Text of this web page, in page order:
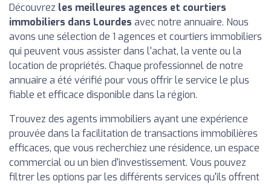
Découvrez les meilleures agences et courtiers
immobiliers dans Lourdes avec notre annuaire. Nous
avons une sélection de 1 agences et courtiers immobiliers
qui peuvent vous assister dans l'achat, la vente ou la
location de propriétés. Chaque professionnel de notre
annuaire a été vérifié pour vous offrir le service le plus
fiable et efficace disponible dans la région.
Trouvez des agents immobiliers ayant une expérience
prouvée dans la facilitation de transactions immobilières
efficaces, que vous recherchiez une résidence, un espace
commercial ou un bien d'investissement. Vous pouvez
filtrer les options par les différents services qu'ils offrent